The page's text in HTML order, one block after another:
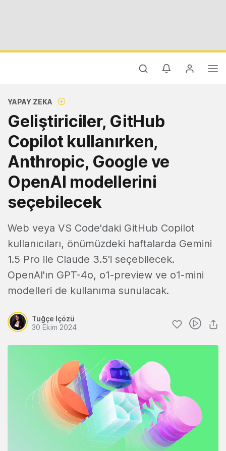
YAPAY ZEKA
Geliştiriciler, GitHub
Copilot kullanırken,
Anthropic, Google ve
OpenAI modellerini
seçebilecek
Web veya VS Code'daki GitHub Copilot
kullanıcıları, önümüzdeki haftalarda Gemini
1.5 Pro ile Claude 3.5'i seçebilecek.
OpenAI'ın GPT-4o, o1-preview ve o1-mini
modelleri de kullanıma sunulacak.
Tuğçe İçözü
30 Ekim 2024